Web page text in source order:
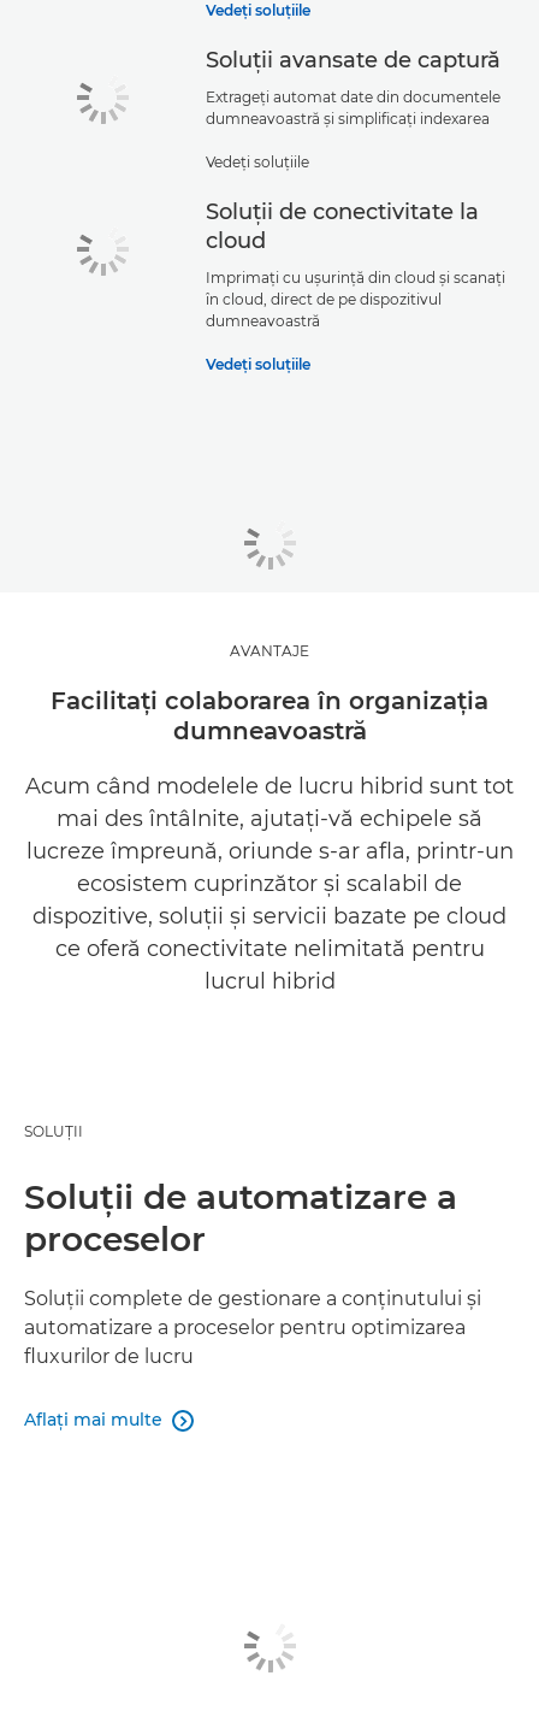
Vedeţi soluţiile
Soluţii avansate de captură
Extrageţi automat date din documentele
dumneavoastră şi simplificaţi indexarea
Vedeţi soluţiile
Soluţii de conectivitate la
cloud
Imprimaţi cu uşurinţă din cloud şi scanaţi
în cloud, direct de pe dispozitivul
dumneavoastră
Vedeţi soluţiile
AVANTAJE
Facilitaţi colaborarea în organizaţia
dumneavoastră
Acum când modelele de lucru hibrid sunt tot
mai des întâlnite, ajutaţi-vă echipele să
lucreze împreună, oriunde s-ar afla, printr-un
ecosistem cuprinzător şi scalabil de
dispozitive, soluţii şi servicii bazate pe cloud
ce oferă conectivitate nelimitată pentru
lucrul hibrid
SOLUŢII
Soluţii de automatizare a
proceselor
Soluţii complete de gestionare a conţinutului şi
automatizare a proceselor pentru optimizarea
fluxurilor de lucru
Aflaţi mai multe 